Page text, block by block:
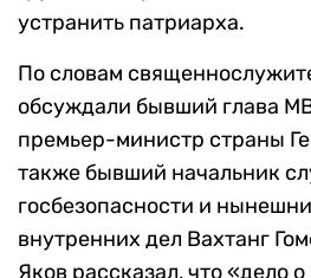
устранить патриарха.
По словам
обсуждали бывший глава
премьер-министр страны
также бывший начальник
госбезопасности и
внутренних дел Вахтанг
Яков рассказал, что «дело